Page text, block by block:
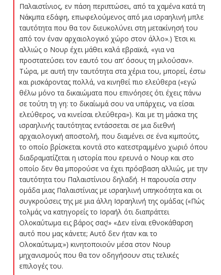
Παλαιστίνιος, εν πάση περιπτώσει, από τα χαμένα κατά τη
Νάκμπα εδάφη, επωφελούμενος από μια ισραηλινή μπλε
ταυτότητα που θα τον διευκολύνει στη μετακίνησή του
από τον έναν αρχαιολογικό χώρο στον άλλο».) Έτσι κι
αλλιώς ο Νουρ έχει μάθει καλά εβραϊκά, «για να
προστατεύσει τον εαυτό του απ’ όσους τη μιλούσαν».
Τώρα, με αυτή την ταυτότητα στα χέρια του, μπορεί, έστω
και ρισκάροντας πολλά, να κινηθεί πιο ελεύθερα («εγώ
θέλω μόνο τα δικαιώματα που επινόησες ότι έχεις πάνω
σε τούτη τη γη: το δικαίωμά σου να υπάρχεις, να είσαι
ελεύθερος, να κινείσαι ελεύθερα»). Και με τη μάσκα της
ισραηλινής ταυτότητας εντάσσεται σε μια διεθνή
αρχαιολογική αποστολή, που διαμένει σε ένα κιμπούτς,
το οποίο βρίσκεται κοντά στο κατεστραμμένο χωριό όπου
διαδραματίζεται η ιστορία που ερευνά ο Νουρ και στο
οποίο δεν θα μπορούσε να έχει πρόσβαση αλλιώς, με την
ταυτότητα του Παλαιστίνιου δηλαδή. Η παρουσία στην
ομάδα μιας Παλαιστίνιας με ισραηλινή υπηκοότητα και οι
συγκρούσεις της με μια άλλη Ισραηλινή της ομάδας («Πώς
τολμάς να κατηγορείς το Ισραήλ ότι διαπράττει
Ολοκαύτωμα εις βάρος σας!» «Δεν είναι εθνοκάθαρση
αυτό που μας κάνετε; Αυτό δεν ήταν και το
Ολοκαύτωμα;») κινητοποιούν μέσα στον Νουρ
μηχανισμούς που θα τον οδηγήσουν στις τελικές
επιλογές του.